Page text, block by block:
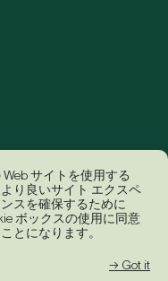
Web サイトを使用する
り良いサイト エクスペ
ンスを確保するために
ボックスの使用に同意
とになります。
→ Got it